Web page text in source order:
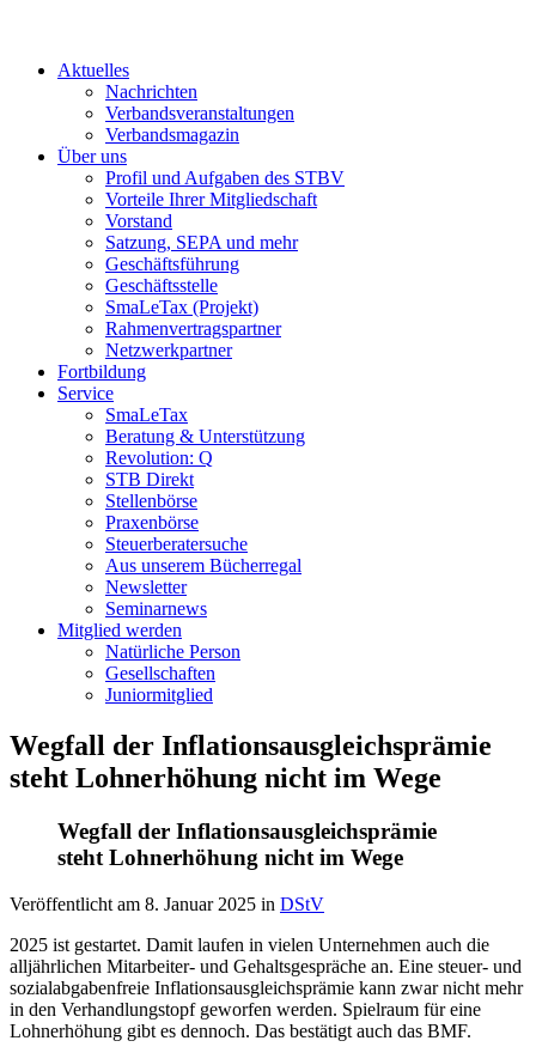
Aktuelles
Nachrichten
Verbandsveranstaltungen
Verbandsmagazin
Über uns
Profil und Aufgaben des STBV
Vorteile Ihrer Mitgliedschaft
Vorstand
Satzung, SEPA und mehr
Geschäftsführung
Geschäftsstelle
SmaLeTax (Projekt)
Rahmenvertragspartner
Netzwerkpartner
Fortbildung
Service
SmaLeTax
Beratung & Unterstützung
Revolution: Q
STB Direkt
Stellenbörse
Praxenbörse
Steuerberatersuche
Aus unserem Bücherregal
Newsletter
Seminarnews
Mitglied werden
Natürliche Person
Gesellschaften
Juniormitglied
Wegfall der Inflationsausgleichsprämie
steht Lohnerhöhung nicht im Wege
Wegfall der Inflationsausgleichsprämie
steht Lohnerhöhung nicht im Wege
Veröffentlicht am 8. Januar 2025 in DStV
2025 ist gestartet. Damit laufen in vielen Unternehmen auch die
alljährlichen Mitarbeiter- und Gehaltsgespräche an. Eine steuer- und
sozialabgabenfreie Inflationsausgleichsprämie kann zwar nicht mehr
in den Verhandlungstopf geworfen werden. Spielraum für eine
Lohnerhöhung gibt es dennoch. Das bestätigt auch das BMF.